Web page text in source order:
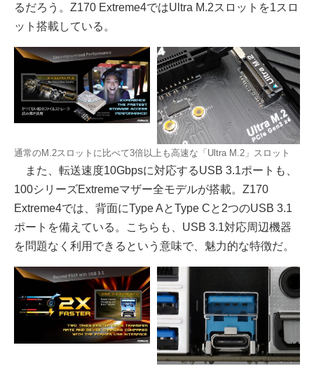
るだろう。Z170 Extreme4ではUltra M.2スロットを1スロ
ット搭載している。
通常のM.2スロットに比べて3倍以上も高速な「Ultra M.2」スロット
また、転送速度10Gbpsに対応するUSB 3.1ポートも、
100シリーズExtremeマザー全モデルが搭載。Z170
Extreme4では、背面にType AとType Cと2つのUSB 3.1
ポートを備えている。こちらも、USB 3.1対応周辺機器
を問題なく利用できるという意味で、魅力的な特徴だ。